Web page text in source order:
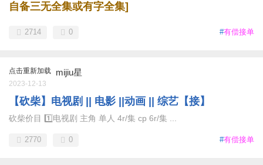
自备三无全集或有字全集]
#有偿接单
2714 0
点击重新加载 mijiu星
2023-12-13
【砍柴】电视剧 || 电影 ||动画 || 综艺【接】
砍柴价目 1️⃣电视剧 主角 单人 4r/集 cp 6r/集 ...
#有偿接单
2770 0